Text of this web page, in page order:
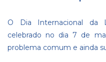
O Dia Internacional da
celebrado no dia 7 de
problema comum e ainda